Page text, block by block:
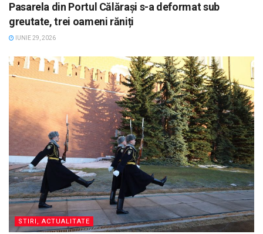
Pasarela din Portul Călărași s-a deformat sub
greutate, trei oameni răniți
IUNIE 29, 2026
STIRI, ACTUALITATE